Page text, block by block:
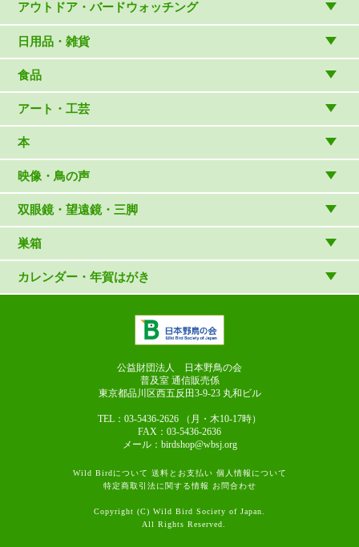
アウトドア・バードウォッチング
アウトドアウェア
アウトドア雑貨
バードウォッチング用品
日用品・雑貨
リビング・キッチン・ファッション
ゲーム・ホビー・文具
食品
食品
アート・工芸
雑貨（村上康成）
マスコット・ブローチほか
本
図鑑
読み物
写真集・ガイドブック・絵本
論文集（ストリクス）
映像・鳥の声
CD
DVD・ブルーレイ・ビデオ
鳴き声タッチペンなど
双眼鏡・望遠鏡・三脚
スターターセット
双眼鏡
巣箱
巣箱など
カレンダー・年賀はがき
公益財団法人 日本野鳥の会
普及室 通信販売係
東京都品川区西五反田3-9-23 丸和ビル
TEL：03-5436-2626
（月・木10-17時）
FAX：03-5436-2636
メール：birdshop@wbsj.org
Wild Birdについて 送料とお支払い 個人情報について
特定商取引法に関する情報
お問合わせ
Copyright (C) Wild Bird Society of Japan.
All Rights Reserved.